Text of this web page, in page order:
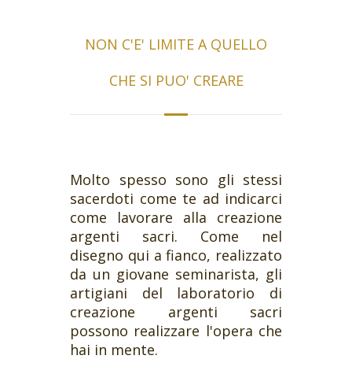
NON C'E' LIMITE A QUELLO
CHE SI PUO' CREARE
Molto spesso sono gli stessi
sacerdoti come te ad indicarci
come lavorare alla creazione
argenti sacri. Come nel
disegno qui a fianco, realizzato
da un giovane seminarista, gli
artigiani del laboratorio di
creazione argenti sacri
possono realizzare l'opera che
hai in mente.